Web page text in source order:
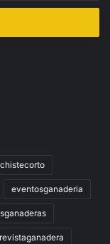
chistecorto
eventosganaderia
revistaganadera